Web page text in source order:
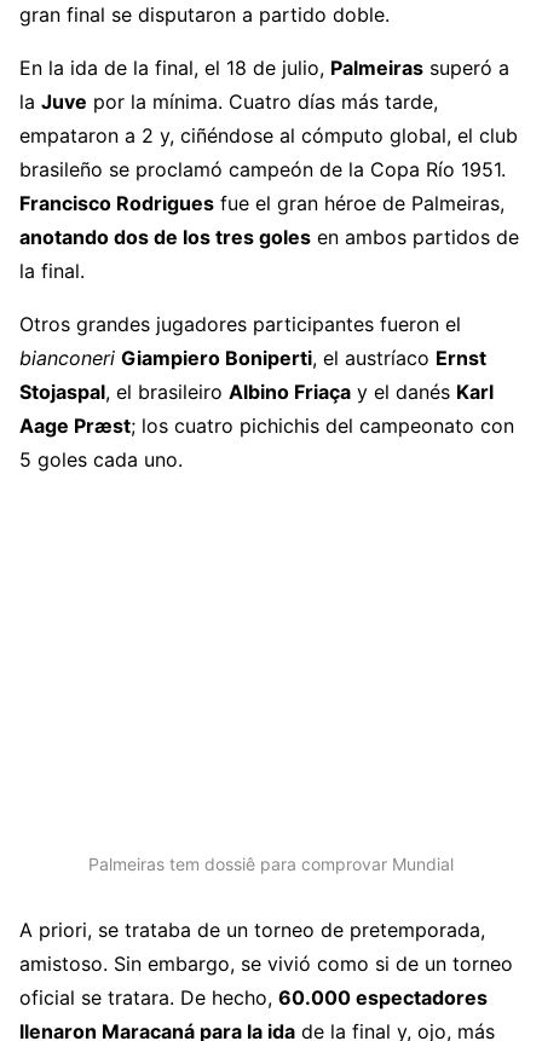
gran final se disputaron a partido doble.
En la ida de la final, el 18 de julio, Palmeiras superó a
la Juve por la mínima. Cuatro días más tarde,
empataron a 2 y, ciñéndose al cómputo global, el club
brasileño se proclamó campeón de la Copa Río 1951.
Francisco Rodrigues fue el gran héroe de Palmeiras,
anotando dos de los tres goles en ambos partidos de
la final.
Otros grandes jugadores participantes fueron el
bianconeri Giampiero Boniperti, el austríaco Ernst
Stojaspal, el brasileiro Albino Friaça y el danés Karl
Aage Præst; los cuatro pichichis del campeonato con
5 goles cada uno.
Palmeiras tem dossiê para comprovar Mundial
A priori, se trataba de un torneo de pretemporada,
amistoso. Sin embargo, se vivió como si de un torneo
oficial se tratara. De hecho, 60.000 espectadores
llenaron Maracaná para la ida de la final y, ojo, más